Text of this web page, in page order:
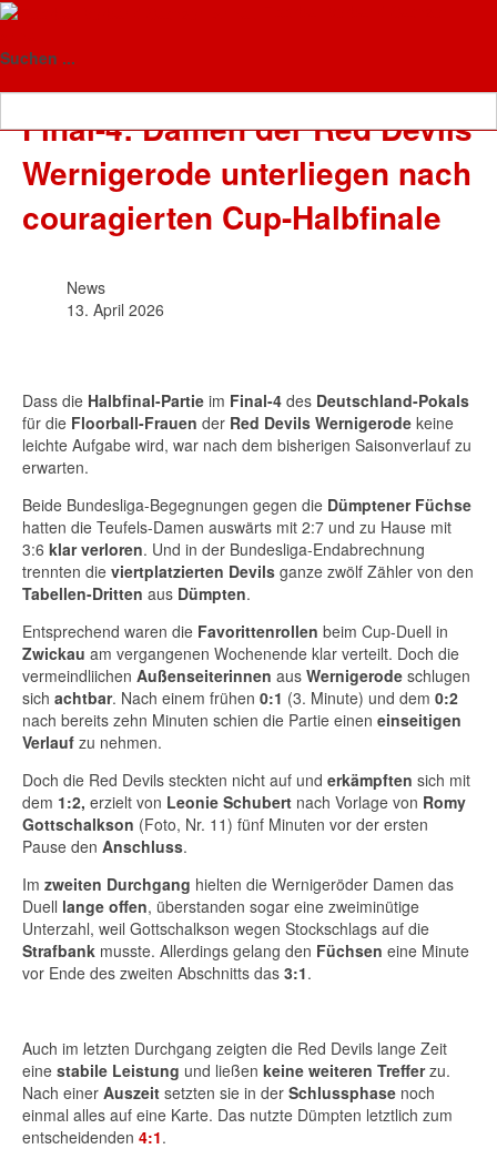
Suchen ...
News
Final-4: Damen der Red Devils
Wernigerode unterliegen nach
couragierten Cup-Halbfinale
News
13. April 2026
Dass die Halbfinal-Partie im Final-4 des Deutschland-Pokals
für die Floorball-Frauen der Red Devils Wernigerode keine
leichte Aufgabe wird, war nach dem bisherigen Saisonverlauf zu
erwarten.
Beide Bundesliga-Begegnungen gegen die Dümptener Füchse
hatten die Teufels-Damen auswärts mit 2:7 und zu Hause mit
3:6 klar verloren. Und in der Bundesliga-Endabrechnung
trennten die viertplatzierten Devils ganze zwölf Zähler von den
Tabellen-Dritten aus Dümpten.
Entsprechend waren die Favorittenrollen beim Cup-Duell in
Zwickau am vergangenen Wochenende klar verteilt. Doch die
vermeindliichen Außenseiterinnen aus Wernigerode schlugen
sich achtbar. Nach einem frühen 0:1 (3. Minute) und dem 0:2
nach bereits zehn Minuten schien die Partie einen einseitigen
Verlauf zu nehmen.
Doch die Red Devils steckten nicht auf und erkämpften sich mit
dem 1:2, erzielt von Leonie Schubert nach Vorlage von Romy
Gottschalkson (Foto, Nr. 11) fünf Minuten vor der ersten
Pause den Anschluss.
Im zweiten Durchgang hielten die Wernigeröder Damen das
Duell lange offen, überstanden sogar eine zweiminütige
Unterzahl, weil Gottschalkson wegen Stockschlags auf die
Strafbank musste. Allerdings gelang den Füchsen eine Minute
vor Ende des zweiten Abschnitts das 3:1.
Auch im letzten Durchgang zeigten die Red Devils lange Zeit
eine stabile Leistung und ließen keine weiteren Trefferzu.
Nach einer Auszeit setzten sie in der Schlussphase noch
einmal alles auf eine Karte. Das nutzte Dümpten letztlich zum
entscheidenden 4:1.